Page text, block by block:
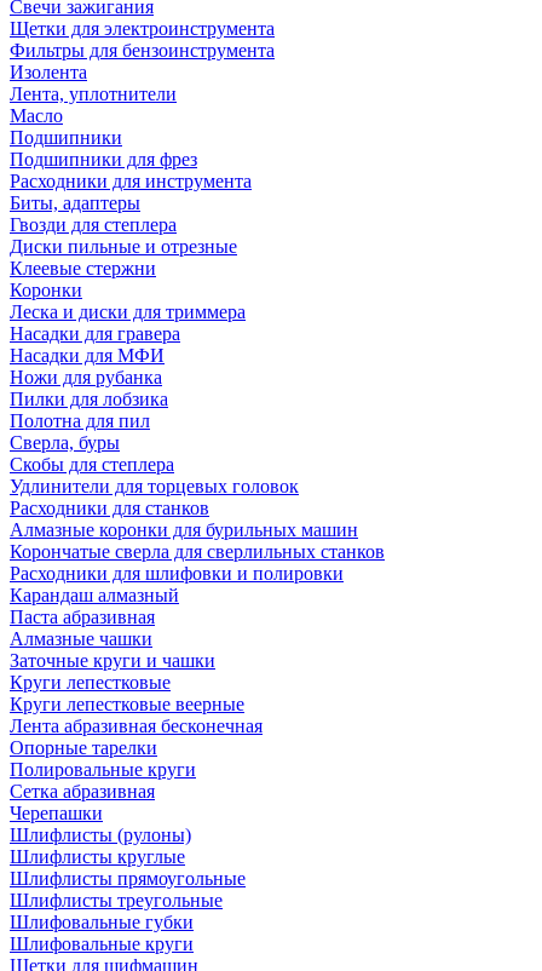
Свечи зажигания
Щетки для электроинструмента
Фильтры для бензоинструмента
Изолента
Лента, уплотнители
Масло
Подшипники
Подшипники для фрез
Расходники для инструмента
Биты, адаптеры
Гвозди для степлера
Диски пильные и отрезные
Клеевые стержни
Коронки
Леска и диски для триммера
Насадки для гравера
Насадки для МФИ
Ножи для рубанка
Пилки для лобзика
Полотна для пил
Сверла, буры
Скобы для степлера
Удлинители для торцевых головок
Расходники для станков
Алмазные коронки для бурильных машин
Корончатые сверла для сверлильных станков
Расходники для шлифовки и полировки
Карандаш алмазный
Паста абразивная
Алмазные чашки
Заточные круги и чашки
Круги лепестковые
Круги лепестковые веерные
Лента абразивная бесконечная
Опорные тарелки
Полировальные круги
Сетка абразивная
Черепашки
Шлифлисты (рулоны)
Шлифлисты круглые
Шлифлисты прямоугольные
Шлифлисты треугольные
Шлифовальные губки
Шлифовальные круги
Щетки для шифмашин